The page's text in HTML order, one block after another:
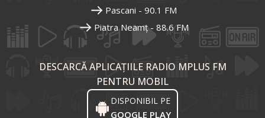
Pascani - 90.1 FM
Piatra Neamț - 88.6 FM
DESCARCĂ APLICAȚIILE RADIO MPLUS FM
PENTRU MOBIL
DISPONIBIL PE
GOOGLE PLAY